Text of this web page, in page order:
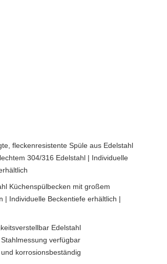
fleckenresistente Spüle aus Edelstahl
304/316 Edelstahl | Individuelle
Küchenspülbecken mit großem
| Individuelle Beckentiefe erhältlich |
Edelstahl
verfügbar
korrosionsbeständig